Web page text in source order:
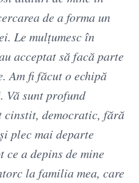
de a forma un
Le mulțumesc în
acceptat să facă parte
Am fi făcut o echipă
Vă sunt profund
cinstit, democratic, fără
plec mai departe
ce a depins de mine
la familia mea, care